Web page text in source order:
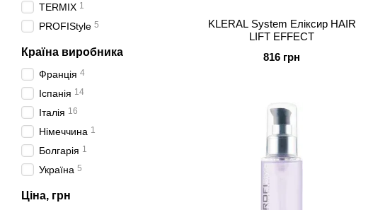
KLERAL System Еліксир HAIR
LIFT EFFECT
816 грн
TERMIX 1
PROFIStyle 5
Країна виробника
Франція 4
Іспанія 14
Італія 16
Німеччина 1
Болгарія 1
Україна 5
Ціна, грн